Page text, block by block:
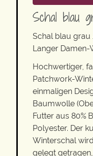
Schal blau
Schal blau
Langer Damen-
Hochwertiger,
Patchwork-
einmaligen
Baumwolle
Futter aus 80%
Polyester. Der
Winterschal
gelegt